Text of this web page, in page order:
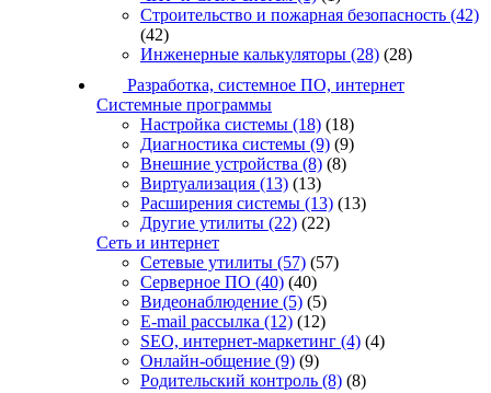
Строительство и пожарная безопасность (42)
(42)
Инженерные калькуляторы (28) (28)
Разработка, системное ПО, интернет
Системные программы
Настройка системы (18) (18)
Диагностика системы (9) (9)
Внешние устройства (8) (8)
Виртуализация (13) (13)
Расширения системы (13) (13)
Другие утилиты (22) (22)
Сеть и интернет
Сетевые утилиты (57) (57)
Серверное ПО (40) (40)
Видеонаблюдение (5) (5)
E-mail рассылка (12) (12)
SEO, интернет-маркетинг (4) (4)
Онлайн-общение (9) (9)
Родительский контроль (8) (8)